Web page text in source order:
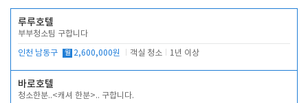
루루호텔
부부청소팀 구합니다
인천 남동구 월 2,600,000원 객실 청소 1년 이상
바로호텔
청소한분..<캐셔 한분>.. 구합니다.